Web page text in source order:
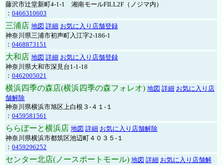
藤沢市辻堂新町4-1-1 湘南モールFILL2F（ノジマ内）
： 0466310603
三浦店 地図 詳細 お気に入り店舗登録
神奈川県三浦市初声町入江字2-186-1
： 0468873151
大和店 地図 詳細 お気に入り店舗登録
神奈川県大和市深見台1-1-18
： 0462005021
横浜四季の森店(横浜四季の森フォレオ) 地図 詳細 お気に入り店
舗解除
神奈川県横浜市旭区上白根３-４１-１
： 0459581561
ららぽーと横浜店 地図 詳細 お気に入り店舗解除
神奈川県横浜市都筑区池辺町４０３５-１
： 0459296252
センター北店(ノースポートモール) 地図 詳細 お気に入り店舗解